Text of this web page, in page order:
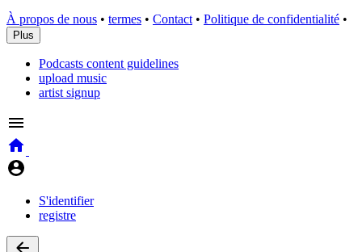
À propos de nous • termes • Contact • Politique de confidentialité •
Plus
Podcasts content guidelines
upload music
artist signup
S'identifier
registre